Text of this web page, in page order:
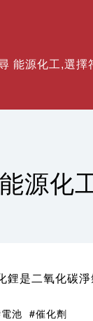
能源化工,選
能源化
是二氧化碳
池 #催化劑